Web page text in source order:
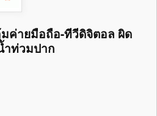
ค่ายมือถือ-ทีวีดิจิตอล ผิด
ำท่วมปาก